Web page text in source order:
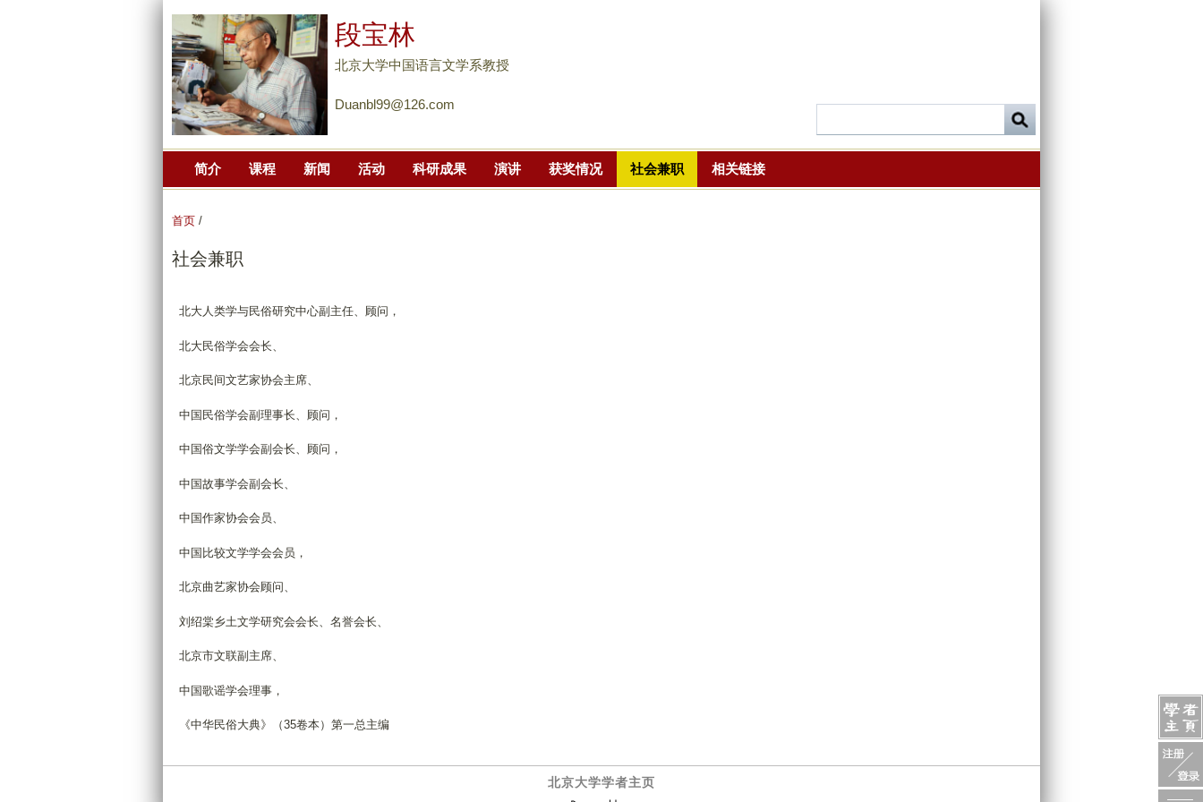
主
段宝林
北京大学中国语言文学系教授
Duanbl99@126.com
简介 课程 新闻 活动 科研成果 演讲 获奖情况 社会兼职 相关链接
首页 /
社会兼职
北大人类学与民俗研究中心副主任、顾问，
北大民俗学会会长、
北京民间文艺家协会主席、
中国民俗学会副理事长、顾问，
中国俗文学学会副会长、顾问，
中国故事学会副会长、
中国作家协会会员、
中国比较文学学会会员，
北京曲艺家协会顾问、
刘绍棠乡土文学研究会会长、名誉会长、
北京市文联副主席、
中国歌谣学会理事，
《中华民俗大典》（35卷本）第一总主编
北京大学学者主页